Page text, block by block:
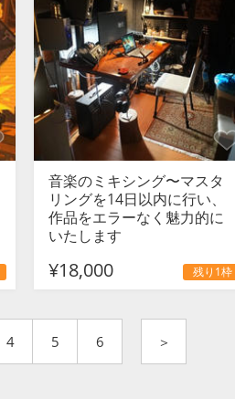
音楽のミキシング〜マスタ
リングを14日以内に行い、
作品をエラーなく魅力的に
いたします
¥18,000 残り1枠
4 5 6 ＞